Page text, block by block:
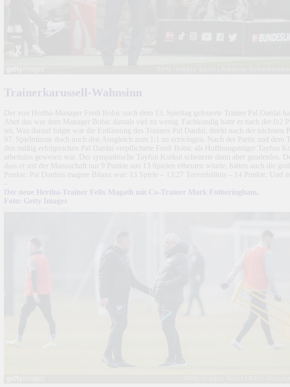
Trainerkarussell-Wahnsinn
Der von Hertha-Manager Fredi Bobic nach dem 13. Spieltag gefeuerte Trainer Pal Dardai
Aber das war dem Manager Bobic damals viel zu wenig. Fachkundig hatte er nach der 0:2
sei. Was darauf folgte war die Entlassung des Trainers Pal Dardai, direkt nach der
97. Spielminute doch noch den Ausgleich zum 1:1 zu erzwingen. Nach der Partie und dem
den mäßig erfolgreichen Pal Dardai verpflichtete Fredi Bobic als Hoffnungsträger Tayfun
arbeitslos gewesen war. Der sympathische Tayfun Korkut scheiterte dann aber gnadenlos.
dass er mit der Mannschaft nur 9 Punkte aus 13 Spielen erbeuten würde, hätten auch die
Punkte. Pal Dardais magere Bilanz war: 13 Spiele – 13:27 Torverhältnis – 14 Punkte. Und
Der neue Hertha-Trainer Felix Magath mit Co-Trainer Mark Fotheringham.
Foto: Getty Images